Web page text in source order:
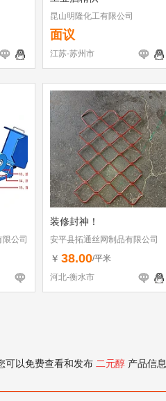
昆山明隆化工有限公司
面议
江苏-苏州市
公司
装修封神！
安平县拓通丝网制品有限公司
￥ 38.00/平米
河北-衡水市
可以免费查看和发布 二元醇 产品信息